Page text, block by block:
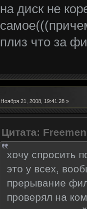
на диск не
плиз что за
Ноября 21, 2008, 19:41:28 »
Цитата: Freemen
хочу спросить
это у всех,
прерывание
проверял на